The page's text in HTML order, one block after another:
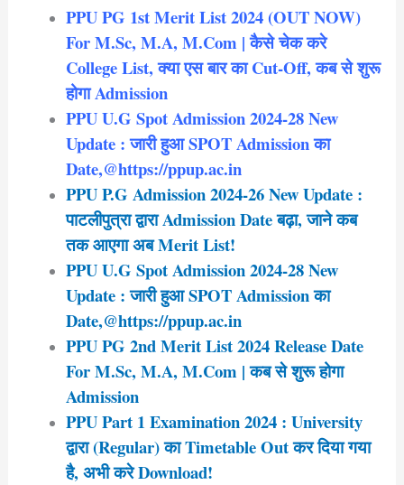
PPU PG 1st Merit List 2024 (OUT NOW)
For M.Sc, M.A, M.Com | कैसे चेक करे
College List, क्या एस बार का Cut-Off, कब से शुरू
होगा Admission
PPU U.G Spot Admission 2024-28 New
Update : जारी हुआ SPOT Admission का
Date,@https://ppup.ac.in
PPU P.G Admission 2024-26 New Update :
पाटलीपुत्रा द्वारा Admission Date बढ़ा, जाने कब
तक आएगा अब Merit List!
PPU U.G Spot Admission 2024-28 New
Update : जारी हुआ SPOT Admission का
Date,@https://ppup.ac.in
PPU PG 2nd Merit List 2024 Release Date
For M.Sc, M.A, M.Com | कब से शुरू होगा
Admission
PPU Part 1 Examination 2024 : University
द्वारा (Regular) का Timetable Out कर दिया गया
है, अभी करे Download!